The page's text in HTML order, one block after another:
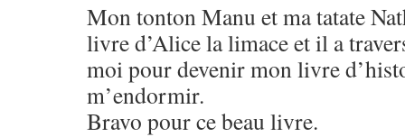
Mon tonton Manu et ma tatate
livre d’Alice la limace et il a
moi pour devenir mon livre
m’endormir.
Bravo pour ce beau livre.